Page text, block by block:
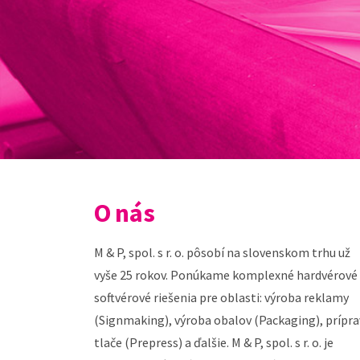
O nás
M & P, spol. s r. o. pôsobí na slovenskom trhu už
vyše 25 rokov. Ponúkame komplexné hardvérové
softvérové riešenia pre oblasti: výroba reklamy
(Signmaking), výroba obalov (Packaging),
tlače (Prepress) a ďalšie. M & P, spol. s r. o. je